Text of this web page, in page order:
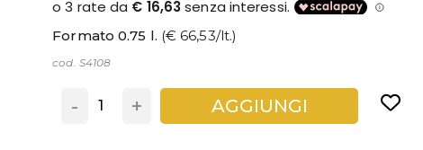
Formato 0.75 l. (€ 66,53/lt.)
cod. S4108
- + AGGIUNGI